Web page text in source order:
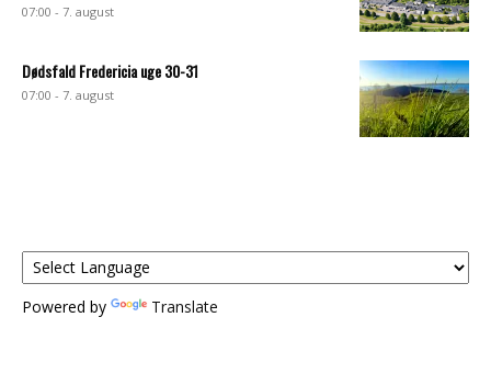
07:00 - 7. august
Dødsfald Fredericia uge 30-31
07:00 - 7. august
Powered by Translate